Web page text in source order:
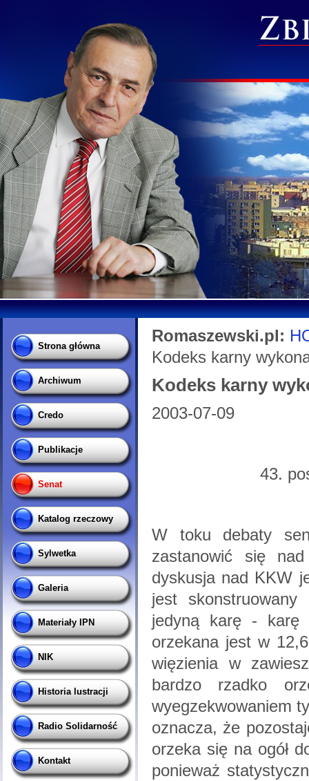
Strona główna
Archiwum
Credo
Publikacje
Senat
Katalog rzeczowy
Sylwetka
Galeria
Materiały IPN
NIK
Historia lustracji
Radio Solidarność
Kontakt
Romaszewski.pl:
Kodeks karny
Kodeks karny
2003-07-09
43.
W toku debaty
zastanowić się
dyskusja nad KKW
jest
jedyną karę - karę
orzekana jest w
więzienia w
bardzo rzadko
wyegzekwowaniem
oznacza, że
orzeka się na ogół
ponieważ